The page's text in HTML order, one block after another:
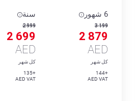
6 شهور
3 199
2 879
AED
كل شهر
+144
AED VAT
سنة
2 999
2 699
AED
كل شهر
+135
AED VAT